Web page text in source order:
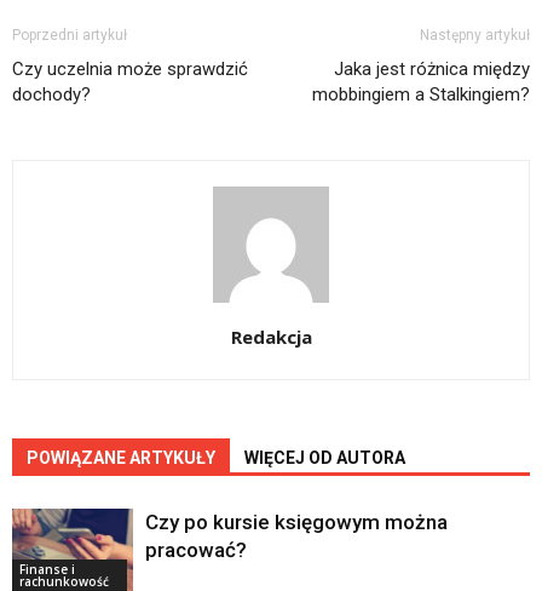
Poprzedni artykuł
Czy uczelnia może sprawdzić
dochody?
Następny artykuł
Jaka jest różnica między
mobbingiem a Stalkingiem?
Redakcja
POWIĄZANE ARTYKUŁY WIĘCEJ OD AUTORA
Finanse i
rachunkowość
Czy po kursie księgowym można
pracować?